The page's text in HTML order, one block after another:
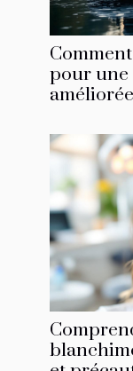
pour une